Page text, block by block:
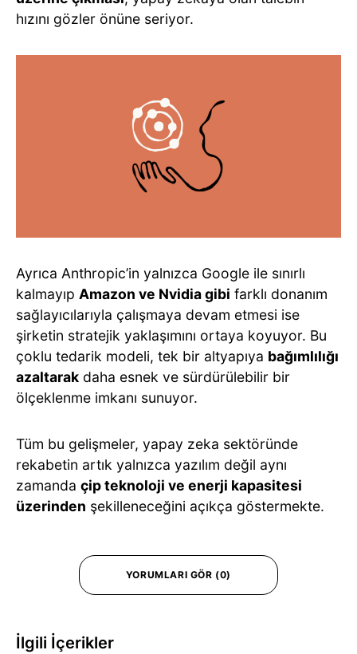
hızını gözler önüne seriyor.
Ayrıca Anthropic’in yalnızca Google ile sınırlı
kalmayıp Amazon ve Nvidia gibi farklı donanım
sağlayıcılarıyla çalışmaya devam etmesi ise
şirketin stratejik yaklaşımını ortaya koyuyor. Bu
çoklu tedarik modeli, tek bir altyapıya bağımlılığı
azaltarak daha esnek ve sürdürülebilir bir
ölçeklenme imkanı sunuyor.
Tüm bu gelişmeler, yapay zeka sektöründe
rekabetin artık yalnızca yazılım değil aynı
zamanda çip teknoloji ve enerji kapasitesi
üzerinden şekilleneceğini açıkça göstermekte.
YORUMLARI GÖR (0)
İlgili İçerikler